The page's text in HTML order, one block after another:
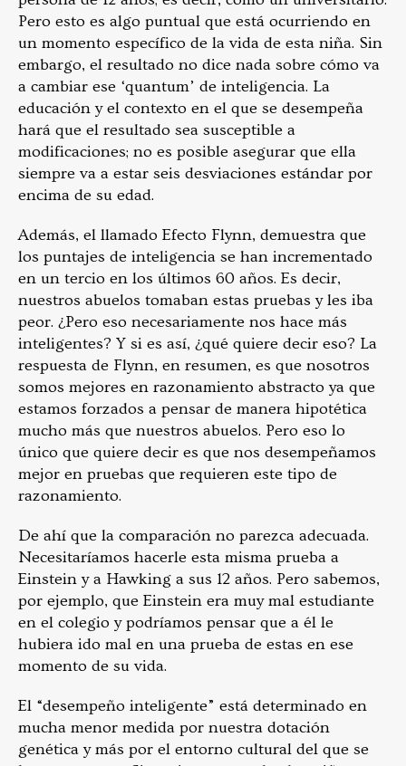
Pero esto es algo puntual que está ocurriendo en
un momento específico de la vida de esta niña. Sin
embargo, el resultado no dice nada sobre cómo va
a cambiar ese ‘quantum’ de inteligencia. La
educación y el contexto en el que se desempeña
hará que el resultado sea susceptible a
modificaciones; no es posible asegurar que ella
siempre va a estar seis desviaciones estándar por
encima de su edad.
Además, el llamado Efecto Flynn, demuestra que
los puntajes de inteligencia se han incrementado
en un tercio en los últimos 60 años. Es decir,
nuestros abuelos tomaban estas pruebas y les iba
peor. ¿Pero eso necesariamente nos hace más
inteligentes? Y si es así, ¿qué quiere decir eso? La
respuesta de Flynn, en resumen, es que nosotros
somos mejores en razonamiento abstracto ya que
estamos forzados a pensar de manera hipotética
mucho más que nuestros abuelos. Pero eso lo
único que quiere decir es que nos desempeñamos
mejor en pruebas que requieren este tipo de
razonamiento.
De ahí que la comparación no parezca adecuada.
Necesitaríamos hacerle esta misma prueba a
Einstein y a Hawking a sus 12 años. Pero sabemos,
por ejemplo, que Einstein era muy mal estudiante
en el colegio y podríamos pensar que a él le
hubiera ido mal en una prueba de estas en ese
momento de su vida.
El “desempeño inteligente” está determinado en
mucha menor medida por nuestra dotación
genética y más por el entorno cultural del que se